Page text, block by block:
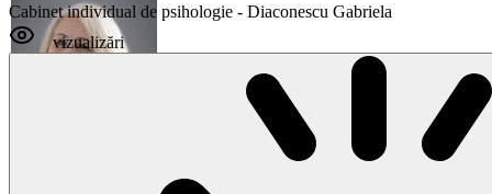
Cabinet individual de psihologie - Diaconescu Gabriela
vizualizări